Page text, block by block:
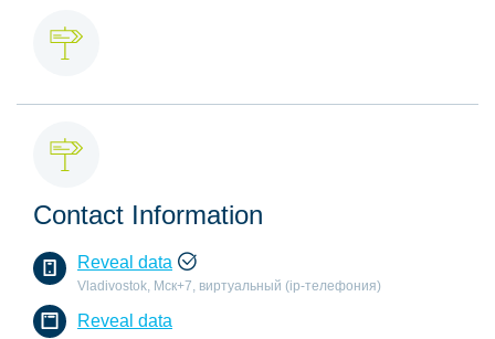
Contact Information
Reveal data
Vladivostok, Мск+7, виртуальный (ip-телефония)
Reveal data